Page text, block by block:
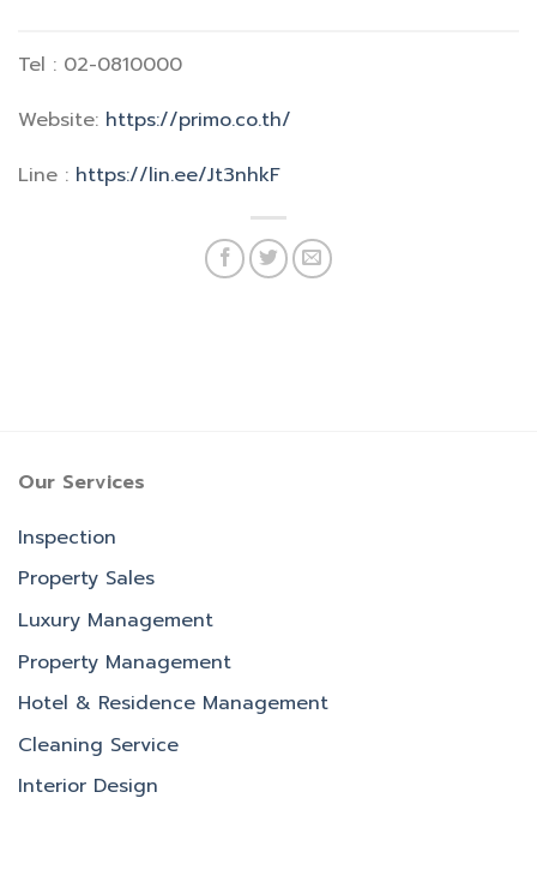
Tel : 02-0810000
Website: https://primo.co.th/
Line : https://lin.ee/Jt3nhkF
Our Services
Inspection
Property Sales
Luxury Management
Property Management
Hotel & Residence Management
Cleaning Service
Interior Design